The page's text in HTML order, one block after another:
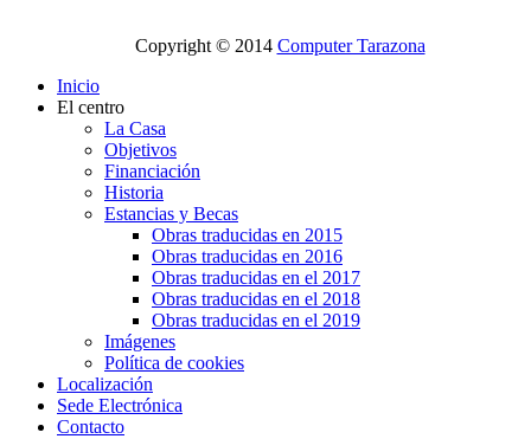
Copyright © 2014 Computer Tarazona
Inicio
El centro
La Casa
Objetivos
Financiación
Historia
Estancias y Becas
Obras traducidas en 2015
Obras traducidas en 2016
Obras traducidas en el 2017
Obras traducidas en el 2018
Obras traducidas en el 2019
Imágenes
Política de cookies
Localización
Sede Electrónica
Contacto